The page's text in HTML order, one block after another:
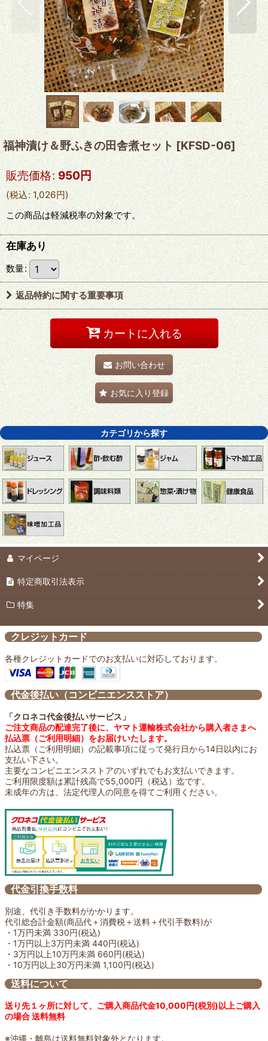
福神漬け＆野ふきの田舎煮セット [KFSD-06]
販売価格: 950 円
(税込: 1,026円)
この商品は軽減税率の対象です。
在庫あり
数量:
返品特約に関する重要事項
カートに入れる
お問い合わせ
お気に入り登録
カテゴリから探す
マイページ
特定商取引法表示
特集
クレジットカード
各種クレジットカードでのお支払いに対応しております。
代金後払い（コンビニエンスストア）
「クロネコ代金後払いサービス」
ご注文商品の配達完了後に、ヤマト運輸株式会社から購入者さまへ
払込票（ご利用明細）をお届けいたします。
払込票（ご利用明細）の記載事項に従って発行日から14日以内にお
支払い下さい。
主要なコンビニエンスストアのいずれでもお支払いできます。
ご利用限度額は累計残高で55,000円（税込）迄です。
未成年の方は、法定代理人の同意を得てご利用ください。
代金引換手数料
別途、代引き手数料がかかります。
代引総合計金額(商品代＋消費税＋送料＋代引手数料)が
・1万円未満 330円(税込)
・1万円以上3万円未満 440円(税込)
・3万円以上10万円未満 660円(税込)
・10万円以上30万円未満 1,100円(税込)
送料について
送り先１ヶ所に対して、ご購入商品代金10,000円(税別)以上ご購入
の場合 送料無料
※沖縄・離島は送料無料対象外となります。